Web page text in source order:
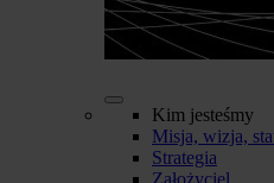
Kim jesteśmy
Misja, wizja,
Strategia
Założyciel